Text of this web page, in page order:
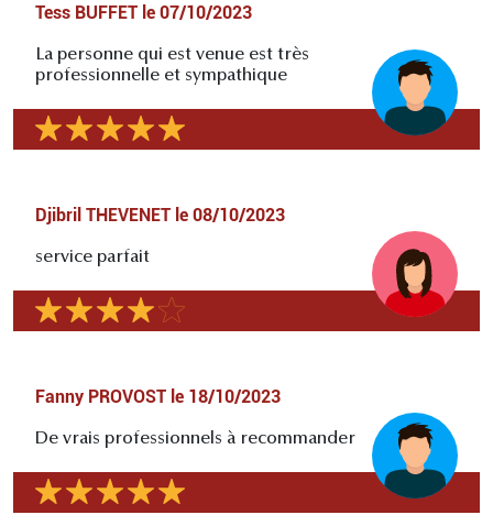
Tess BUFFET le 07/10/2023
La personne qui est venue est très
professionnelle et sympathique
Djibril THEVENET le 08/10/2023
service parfait
Fanny PROVOST le 18/10/2023
De vrais professionnels à recommander